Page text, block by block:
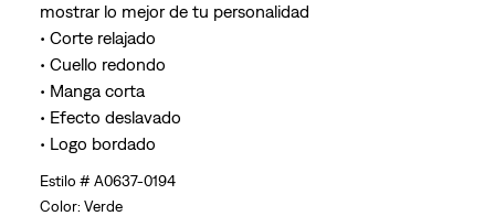
mostrar lo mejor de tu personalidad
• Corte relajado
• Cuello redondo
• Manga corta
• Efecto deslavado
• Logo bordado
A0637-0194
Verde